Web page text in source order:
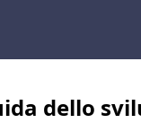
dello